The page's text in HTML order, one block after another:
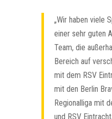
„Wir haben viele
einer sehr guten
Team, die
Bereich auf
mit dem RSV
mit den Berlin
Regionalliga mit
und RSV